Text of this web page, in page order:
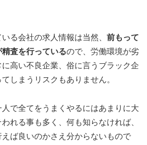
る会社の求人情報は当然、 前もって
査を行っているので、労働環境が劣
高い不良企業、俗に言うブラック企
しまうリスクもありません。
で全てをうまくやるにはあまりに大
れる事も多く、何も知らなければ、
ば良いのかさえ分からないもので